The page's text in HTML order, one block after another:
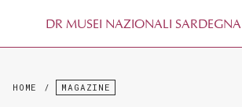
DR MUSEI NAZIONALI SARDEGNA
HOME / MAGAZINE